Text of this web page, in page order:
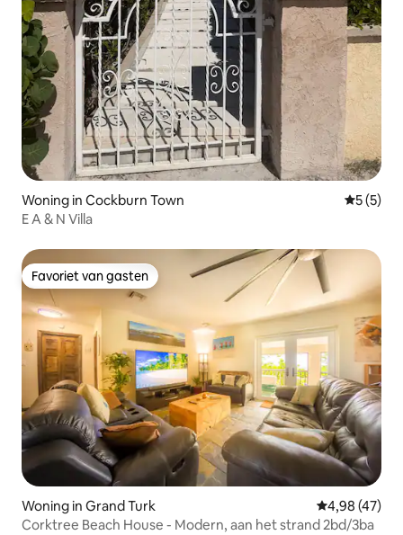
Woning in Cockburn Town
5 (5)
E A & N Villa
Favoriet van gasten
Favoriet van gasten
Woning in Grand Turk Gemiddelde
4,98 (47)
Corktree Beach House - Modern, aan het strand 2bd/3ba